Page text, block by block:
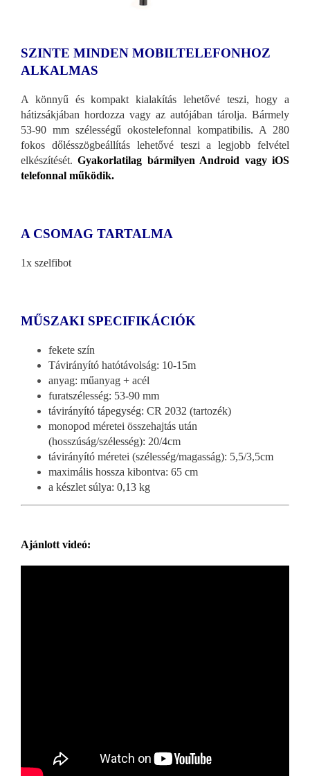
SZINTE MINDEN MOBILTELEFONHOZ
ALKALMAS
A könnyű és kompakt kialakítás lehetővé teszi, hogy a
hátizsákjában hordozza vagy az autójában tárolja. Bármely
53-90 mm szélességű okostelefonnal kompatibilis. A 280
fokos dőlésszögbeállítás lehetővé teszi a legjobb felvétel
elkészítését.Gyakorlatilag bármilyen Android vagy iOS
telefonnal működik.
A CSOMAG TARTALMA
1x szelfibot
MŰSZAKI SPECIFIKÁCIÓK
fekete szín
Távirányító hatótávolság: 10-15m
anyag: műanyag + acél
furatszélesség: 53-90 mm
távirányító tápegység: CR 2032 (tartozék)
monopod méretei összehajtás után
(hosszúság/szélesség): 20/4cm
távirányító méretei (szélesség/magasság): 5,5/3,5cm
maximális hossza kibontva: 65 cm
a készlet súlya: 0,13 kg
Ajánlott videó: